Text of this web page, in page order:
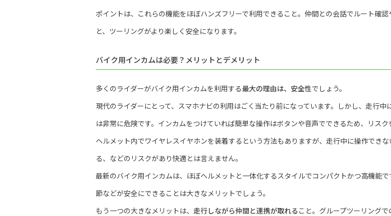
ポイントは、これらの機能をほぼハンズフリーで利用できること。仲間との会話でルート確
と、ツーリングがより楽しく安全になります。
バイク用インカムは必要？メリットとデメリット
多くのライダーがバイク用インカムを利用する最大の理由は、安全性でしょう。
現代のライダーにとって、スマホナビの利用はごく当たり前になっています。しかし、走行
は非常に危険です。インカムをつけていれば簡単な操作はボタンや音声でできるため、リスク
ヘルメット内でワイヤレスイヤホンを装着するという方法もありますが、走行中に操作でき
る、などのリスクがあり快適とは言えません。
最新のバイク用インカムは、ほぼヘルメットと一体化するスタイルでコンパクトかつ高機能
節などが安全にできることは大きなメリットでしょう。
もう一つの大きなメリットは、 走行しながら仲間と連携が取れる こと。グループツーリング